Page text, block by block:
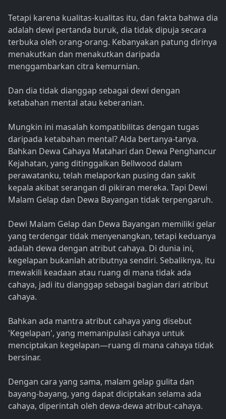
Tetapi karena kualitas-kualitas itu, dan fakta bahwa dia
adalah dewi pertanda buruk, dia tidak dipuja secara
terbuka oleh orang-orang. Kebanyakan patung dirinya
menakutkan dan menakutkan daripada
menggambarkan citra kemurnian.
Dan dia tidak dianggap sebagai dewi dengan
ketabahan mental atau keberanian.
Mungkin ini masalah kompatibilitas dengan tugas
daripada ketabahan mental? Alda bertanya-tanya.
Bahkan Dewa Cahaya Matahari dan Dewa Penghancur
Kejahatan, yang ditinggalkan Bellwood dalam
perawatanku, telah melaporkan pusing dan sakit
kepala akibat serangan di pikiran mereka. Tapi Dewi
Malam Gelap dan Dewa Bayangan tidak terpengaruh.
Dewi Malam Gelap dan Dewa Bayangan memiliki gelar
yang terdengar tidak menyenangkan, tetapi keduanya
adalah dewa dengan atribut cahaya. Di dunia ini,
kegelapan bukanlah atributnya sendiri. Sebaliknya, itu
mewakili keadaan atau ruang di mana tidak ada
cahaya, jadi itu dianggap sebagai bagian dari atribut
cahaya.
Bahkan ada mantra atribut cahaya yang disebut
'Kegelapan', yang memanipulasi cahaya untuk
menciptakan kegelapan—ruang di mana cahaya tidak
bersinar.
Dengan cara yang sama, malam gelap gulita dan
bayang-bayang, yang dapat diciptakan selama ada
cahaya, diperintah oleh dewa-dewa atribut-cahaya.